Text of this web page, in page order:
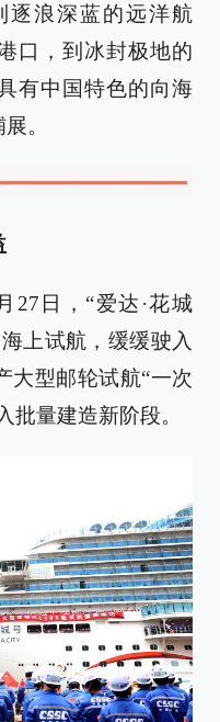
逐浪深蓝的远洋航
口，到冰封极地的
有中国特色的向海
。
27日，“爱达·花城
上试航，缓缓驶入
大型邮轮试航“一次
批量建造新阶段。